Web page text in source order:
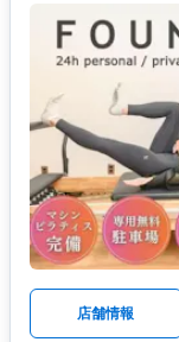
店舗情報